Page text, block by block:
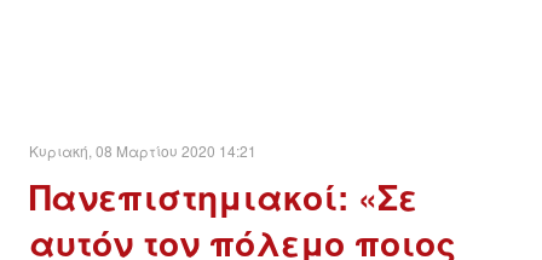
ΟΙΚΟΝΟΜΊΑ
ΔΙΕΘΝΉ
Κυριακή, 08 Μαρτίου 2020 14:21
Πανεπιστημιακοί: «Σε
αυτόν τον πόλεμο ποιος